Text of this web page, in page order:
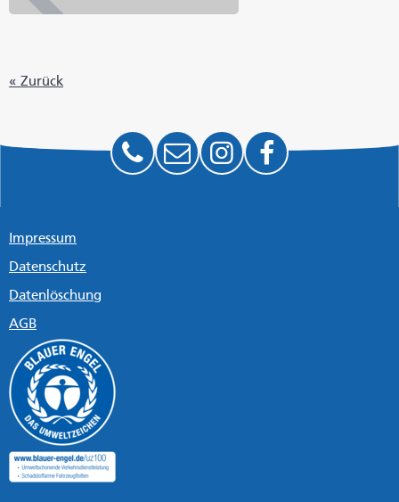
« Zurück
Impressum
Datenschutz
Datenlöschung
AGB